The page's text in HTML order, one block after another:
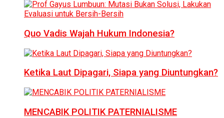
Quo Vadis Wajah Hukum Indonesia?
Ketika Laut Dipagari, Siapa yang Diuntungkan?
MENCABIK POLITIK PATERNIALISME